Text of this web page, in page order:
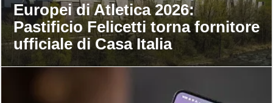
Europei di Atletica 2026:
Pastificio Felicetti torna fornitore
ufficiale di Casa Italia